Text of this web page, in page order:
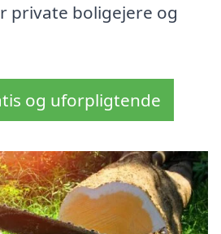
private boligejere og
og uforpligtende